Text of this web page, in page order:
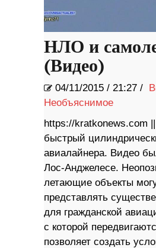
НЛО и
(Видео)
04/11/2015 / 21:27 /
Необъяснимое
https://kratkonews.com
быстрый
авиалайнера. Видео
Лос-Анджелесе.
летающие объекты
представлять
для гражданской
с которой
позволяет создать